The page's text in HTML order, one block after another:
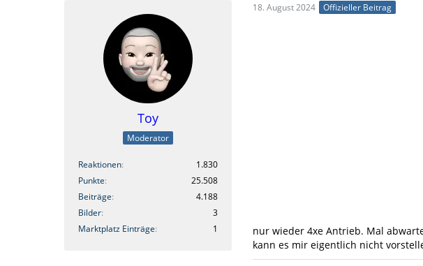
Toy
Moderator
Reaktionen
1.830
Punkte
25.508
Beiträge
4.188
Bilder
3
Marktplatz Einträge
1
18. August 2024 Offizieller Beitrag
nur wieder 4xe Antrieb. Mal
kann es mir eigentlich nicht